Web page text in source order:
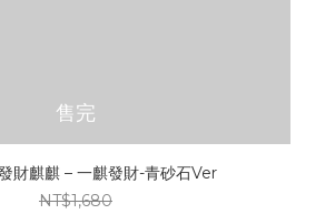
售完
發財麒麒 – 一麒發財-青砂石Ver
NT$1,680